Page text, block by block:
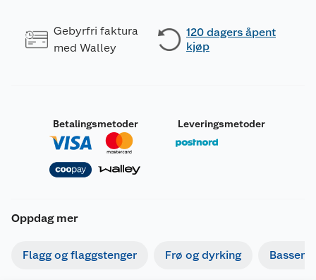
Gebyrfri faktura
med Walley
120 dagers åpent
kjøp
Betalingsmetoder Leveringsmetoder
Oppdag mer
Flagg og flaggstenger Frø og dyrking Basseng